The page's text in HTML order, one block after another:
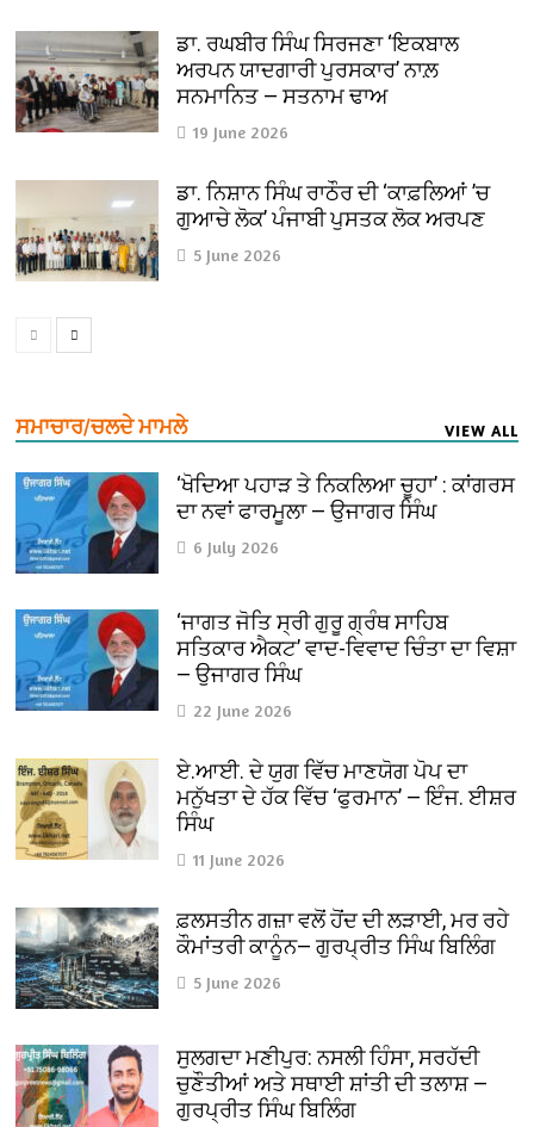
ਡਾ. ਰਘਬੀਰ ਸਿੰਘ ਸਿਰਜਣਾ ‘ਇਕਬਾਲ
ਅਰਪਨ ਯਾਦਗਾਰੀ ਪੁਰਸਕਾਰ’ ਨਾਲ਼
ਸਨਮਾਨਿਤ — ਸਤਨਾਮ ਢਾਅ
19 June 2026
ਡਾ. ਨਿਸ਼ਾਨ ਸਿੰਘ ਰਾਠੌਰ ਦੀ ‘ਕਾਫ਼ਲਿਆਂ ’ਚ
ਗੁਆਚੇ ਲੋਕ’ ਪੰਜਾਬੀ ਪੁਸਤਕ ਲੋਕ ਅਰਪਣ
5 June 2026
ਸਮਾਚਾਰ/ਚਲਦੇ ਮਾਮਲੇ VIEW ALL
‘ਖੋਦਿਆ ਪਹਾੜ ਤੇ ਨਿਕਲਿਆ ਚੂਹਾ’ : ਕਾਂਗਰਸ
ਦਾ ਨਵਾਂ ਫਾਰਮੂਲਾ — ਉਜਾਗਰ ਸਿੰਘ
6 July 2026
‘ਜਾਗਤ ਜੋਤਿ ਸ੍ਰੀ ਗੁਰੂ ਗ੍ਰੰਥ ਸਾਹਿਬ
ਸਤਿਕਾਰ ਐਕਟ’ ਵਾਦ-ਵਿਵਾਦ ਚਿੰਤਾ ਦਾ ਵਿਸ਼ਾ
— ਉਜਾਗਰ ਸਿੰਘ
22 June 2026
ਏ.ਆਈ. ਦੇ ਯੁਗ ਵਿੱਚ ਮਾਣਯੋਗ ਪੋਪ ਦਾ
ਮਨੁੱਖਤਾ ਦੇ ਹੱਕ ਵਿੱਚ ‘ਫੁਰਮਾਨ’ — ਇੰਜ. ਈਸ਼ਰ
ਸਿੰਘ
11 June 2026
ਫ਼ਲਸਤੀਨ ਗਜ਼ਾ ਵਲੋਂ ਹੋਂਦ ਦੀ ਲੜਾਈ, ਮਰ ਰਹੇ
ਕੌਮਾਂਤਰੀ ਕਾਨੂੰਨ— ਗੁਰਪ੍ਰੀਤ ਸਿੰਘ ਬਿਲਿੰਗ
5 June 2026
ਸੁਲਗਦਾ ਮਣੀਪੁਰ: ਨਸਲੀ ਹਿੰਸਾ, ਸਰਹੱਦੀ
ਚੁਣੌਤੀਆਂ ਅਤੇ ਸਥਾਈ ਸ਼ਾਂਤੀ ਦੀ ਤਲਾਸ਼ —
ਗੁਰਪ੍ਰੀਤ ਸਿੰਘ ਬਿਲਿੰਗ